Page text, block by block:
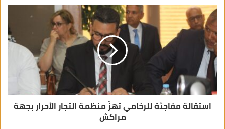
ا
إ
ل
ك
ت
ر
و
ن
ي
استقالة مفاجئة للرخامي تهزّ منظمة التجار الأحرار بجهة
مراكش